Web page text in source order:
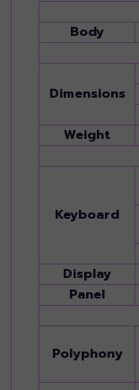
Body
Dimensions
Weight
Keyboard
Display
Panel
Polyphony